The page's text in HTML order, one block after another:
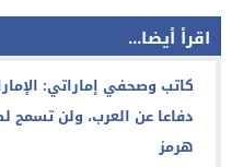
اقرأ أيضا...
كاتب وصحفي إماراتي:
دفاعا عن العرب، ولن
هرمز